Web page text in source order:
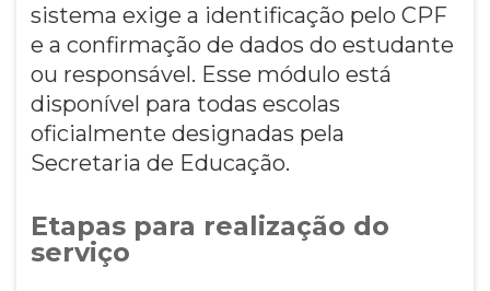
sistema exige a identificação pelo CPF
e a confirmação de dados do estudante
ou responsável. Esse módulo está
disponível para todas escolas
oficialmente designadas pela
Secretaria de Educação.
Etapas para realização do
serviço